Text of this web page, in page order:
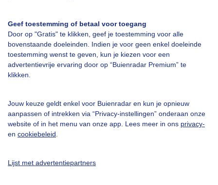
Geef toestemming of betaal voor toegang
Door op "Gratis" te klikken, geef je toestemming voor alle
bovenstaande doeleinden. Indien je voor geen enkel doeleinde
toestemming wenst te geven, kun je kiezen voor een
advertentievrije ervaring door op “Buienradar Premium” te
klikken.
Jouw keuze geldt enkel voor Buienradar en kun je opnieuw
aanpassen of intrekken via “Privacy-instellingen” onderaan onze
website of in het menu van onze app. Lees meer in ons privacy-
en cookiebeleid
Lijst met advertentiepartners
Veelgestelde vragen
Contact
Toegankelijkheid
Buienradar Team
Privacy beleid
Privacy instellingen